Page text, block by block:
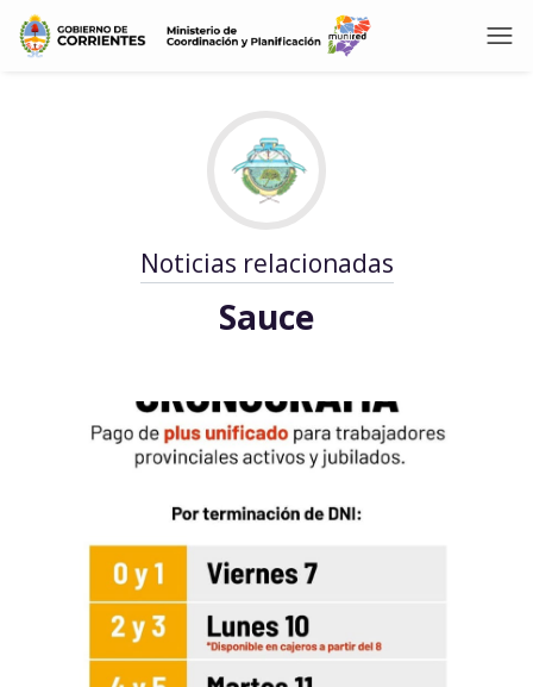
Noticias relacionadas
Sauce